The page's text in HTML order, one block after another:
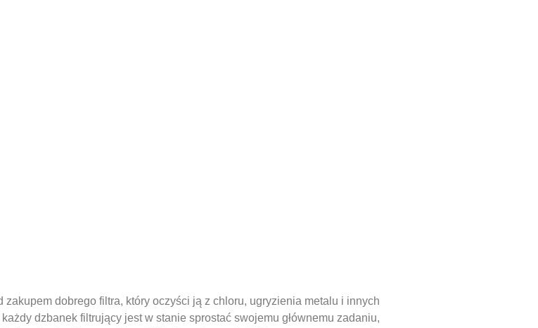
dobrego filtra, który oczyści ją z chloru, ugryzienia metalu i innych
dzbanek filtrujący jest w stanie sprostać swojemu głównemu zadaniu,